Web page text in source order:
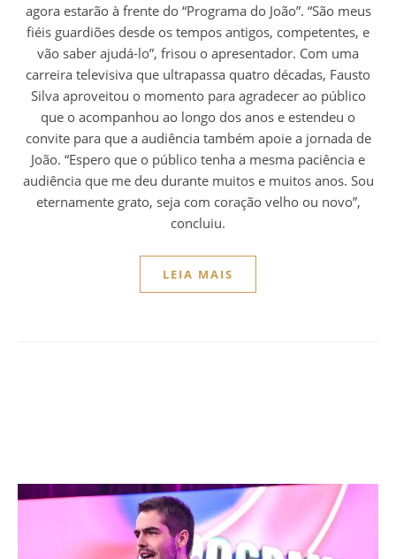
agora estarão à frente do “Programa do João”. “São meus
fiéis guardiões desde os tempos antigos, competentes, e
vão saber ajudá-lo”, frisou o apresentador. Com uma
carreira televisiva que ultrapassa quatro décadas, Fausto
Silva aproveitou o momento para agradecer ao público
que o acompanhou ao longo dos anos e estendeu o
convite para que a audiência também apoie a jornada de
João. “Espero que o público tenha a mesma paciência e
audiência que me deu durante muitos e muitos anos. Sou
eternamente grato, seja com coração velho ou novo”,
concluiu.
LEIA MAIS